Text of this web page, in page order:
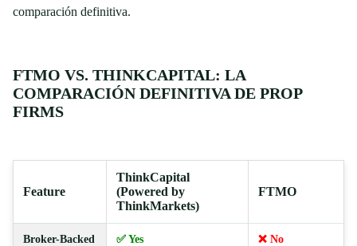
comparación definitiva.
FTMO VS. THINKCAPITAL: LA
COMPARACIÓN DEFINITIVA DE PROP
FIRMS
Feature
ThinkCapital
(Powered by
ThinkMarkets)
FTMO
Broker-Backed ✅ Yes ❌ No